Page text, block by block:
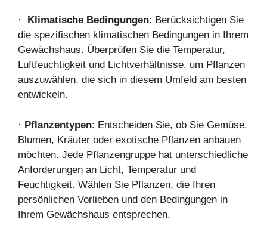
· Klimatische Bedingungen: Berücksichtigen Sie
die spezifischen klimatischen Bedingungen in Ihrem
Gewächshaus. Überprüfen Sie die Temperatur,
Luftfeuchtigkeit und Lichtverhältnisse, um Pflanzen
auszuwählen, die sich in diesem Umfeld am besten
entwickeln.
· Pflanzentypen: Entscheiden Sie, ob Sie Gemüse,
Blumen, Kräuter oder exotische Pflanzen anbauen
möchten. Jede Pflanzengruppe hat unterschiedliche
Anforderungen an Licht, Temperatur und
Feuchtigkeit. Wählen Sie Pflanzen, die Ihren
persönlichen Vorlieben und den Bedingungen in
Ihrem Gewächshaus entsprechen.